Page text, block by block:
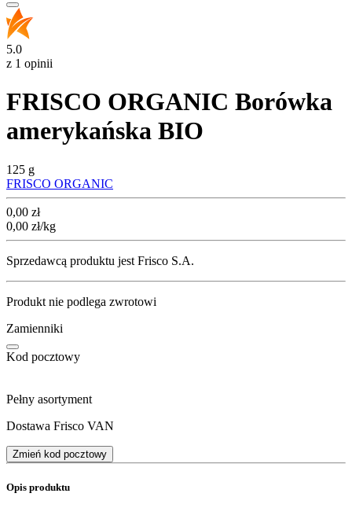
5.0
z 1 opinii
FRISCO ORGANIC Borówka
amerykańska BIO
125 g
FRISCO ORGANIC
Cena
0,00 zł
0,00 zł/kg
Sprzedawcą produktu jest Frisco S.A.
Produkt nie podlega zwrotowi
Zamienniki
Kod pocztowy
Pełny asortyment
Dostawa Frisco VAN
Zmień kod pocztowy
Opis produktu